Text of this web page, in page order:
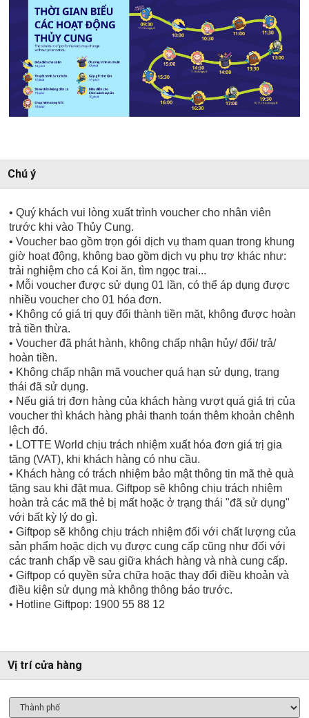
Chú ý
• Quý khách vui lòng xuất trình voucher cho nhân viên
trước khi vào Thủy Cung.
• Voucher bao gồm trọn gói dịch vụ tham quan trong khung
giờ hoạt động, không bao gồm dịch vụ phụ trợ khác như:
trải nghiệm cho cá Koi ăn, tìm ngọc trai...
• Mỗi voucher được sử dụng 01 lần, có thể áp dụng được
nhiều voucher cho 01 hóa đơn.
• Không có giá trị quy đổi thành tiền mặt, không được hoàn
trả tiền thừa.
• Voucher đã phát hành, không chấp nhận hủy/ đổi/ trả/
hoàn tiền.
• Không chấp nhận mã voucher quá hạn sử dụng, trạng
thái đã sử dụng.
• Nếu giá trị đơn hàng của khách hàng vượt quá giá trị của
voucher thì khách hàng phải thanh toán thêm khoản chênh
lệch đó.
• LOTTE World chịu trách nhiệm xuất hóa đơn giá trị gia
tăng (VAT), khi khách hàng có nhu cầu.
• Khách hàng có trách nhiệm bảo mật thông tin mã thẻ quà
tặng sau khi đặt mua. Giftpop sẽ không chịu trách nhiệm
hoàn trả các mã thẻ bị mất hoặc ở trạng thái "đã sử dụng"
với bất kỳ lý do gì.
• Giftpop sẽ không chịu trách nhiệm đối với chất lượng của
sản phẩm hoặc dịch vụ được cung cấp cũng như đối với
các tranh chấp về sau giữa khách hàng và nhà cung cấp.
• Giftpop có quyền sửa chữa hoặc thay đổi điều khoản và
điều kiện sử dụng mà không thông báo trước.
• Hotline Giftpop: 1900 55 88 12
Vị trí cửa hàng